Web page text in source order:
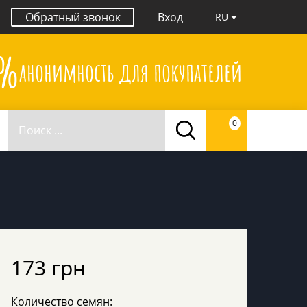
Обратный звонок Вход RU
анонимность для покупателей
0
173 грн
Количество семян: